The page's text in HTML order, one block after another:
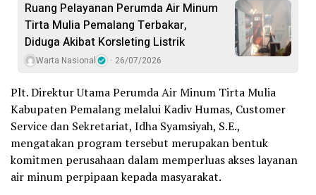
Ruang Pelayanan Perumda Air Minum
Tirta Mulia Pemalang Terbakar,
Diduga Akibat Korsleting Listrik
Warta Nasional 26/07/2026
Plt. Direktur Utama Perumda Air Minum Tirta Mulia
Kabupaten Pemalang melalui Kadiv Humas, Customer
Service dan Sekretariat, Idha Syamsiyah, S.E.,
mengatakan program tersebut merupakan bentuk
komitmen perusahaan dalam memperluas akses layanan
air minum perpipaan kepada masyarakat.